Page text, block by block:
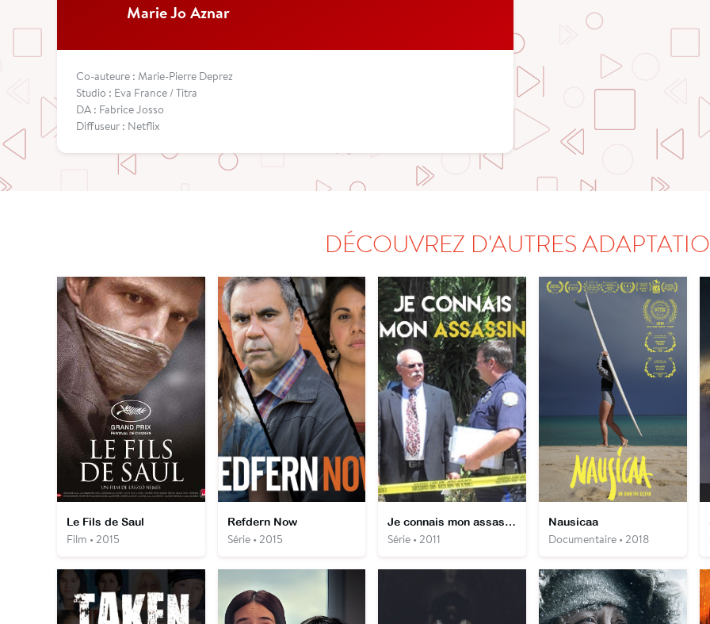
Marie Jo Aznar
Co-auteure : Marie-Pierre Deprez
Studio : Eva France / Titra
DA : Fabrice Josso
Diffuseur : Netflix
DÉCOUVREZ D'AUTRES
Le Fils de Saul
Film • 2015
Refdern Now
Série • 2015
Je connais mon assassin
Série • 2011
Nausicaa
Documentaire • 2018